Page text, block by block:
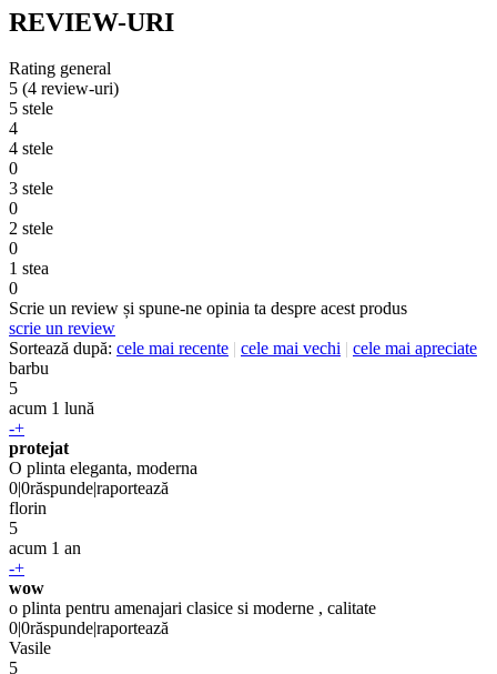
REVIEW-URI
Rating general
5 (4 review-uri)
5 stele
4
4 stele
0
3 stele
0
2 stele
0
1 stea
0
Scrie un review și spune-ne opinia ta despre acest produs
scrie un review
Sortează după: cele mai recente cele mai vechi
cele mai apreciate
barbu
5
acum 1 lună
-+
protejat
O plinta eleganta, moderna
00răspunderaportează
florin
5
acum 1 an
-+
wow
o plinta pentru amenajari clasice si moderne , calitate
00răspunderaportează
Vasile
5